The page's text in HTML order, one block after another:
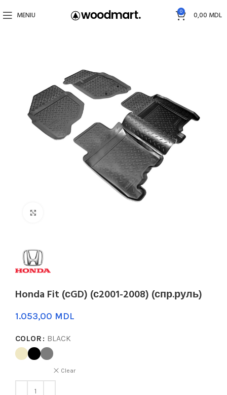
MENIU 0 0,00 MDL
Honda Fit (сGD) (с2001-2008) (спр.руль)
MDL
COLOR BLACK
Clear